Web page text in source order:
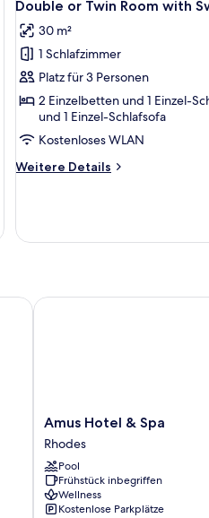
Sea
View
Fotos
für
Double
or
Twin
Room
with
Swimming
Double or Twin Room with
30 m²
1 Schlafzimmer
Platz für 3 Personen
2 Einzelbetten und 1 Einzel-
und 1 Einzel-Schlafsofa
Kostenloses WLAN
Weitere Details
Weitere
or
Twin
Swimming
Pool
Amus
Hotel
&
Spa
Rhodes
Amus Hotel & Spa
Rhodes
Pool
Frühstück inbegriffen
Wellness
Kostenlose Parkplätze
Amus Hotel & Spa